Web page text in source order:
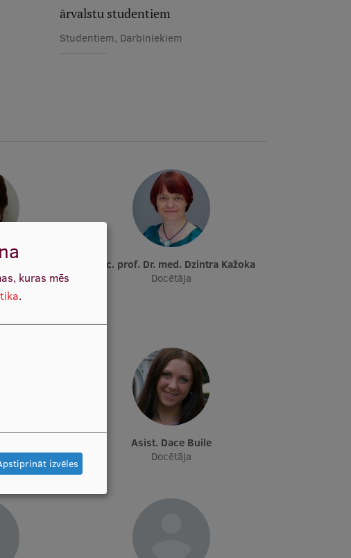
ārvalstu studentiem
Studentiem, Darbiniekiem
Asoc. prof. Dr. med. Dzintra Kažoka
Docētāja
Asist. Dace Buile
Docētāja
kuras mēs
.
izvēles